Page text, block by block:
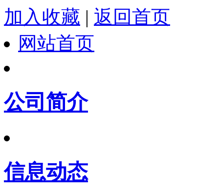
加入收藏 | 返回首页
网站首页
公司简介
信息动态